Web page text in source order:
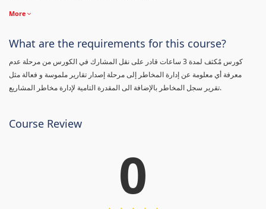
More
What are the requirements for this course?
كورس مٌكثف لمدة 3 ساعات قادر على نقل المشارك في الكورس من مرحلة عدم
معرفة أي معلومة عن إدارة المخاطر إلى مرحلة إصدار تقارير ملموسة و فعالة مثل
تقرير سجل المخاطر بالإضافة الى المقدرة التامية لإدارة مخاطر المشاريع.
Course Review
0